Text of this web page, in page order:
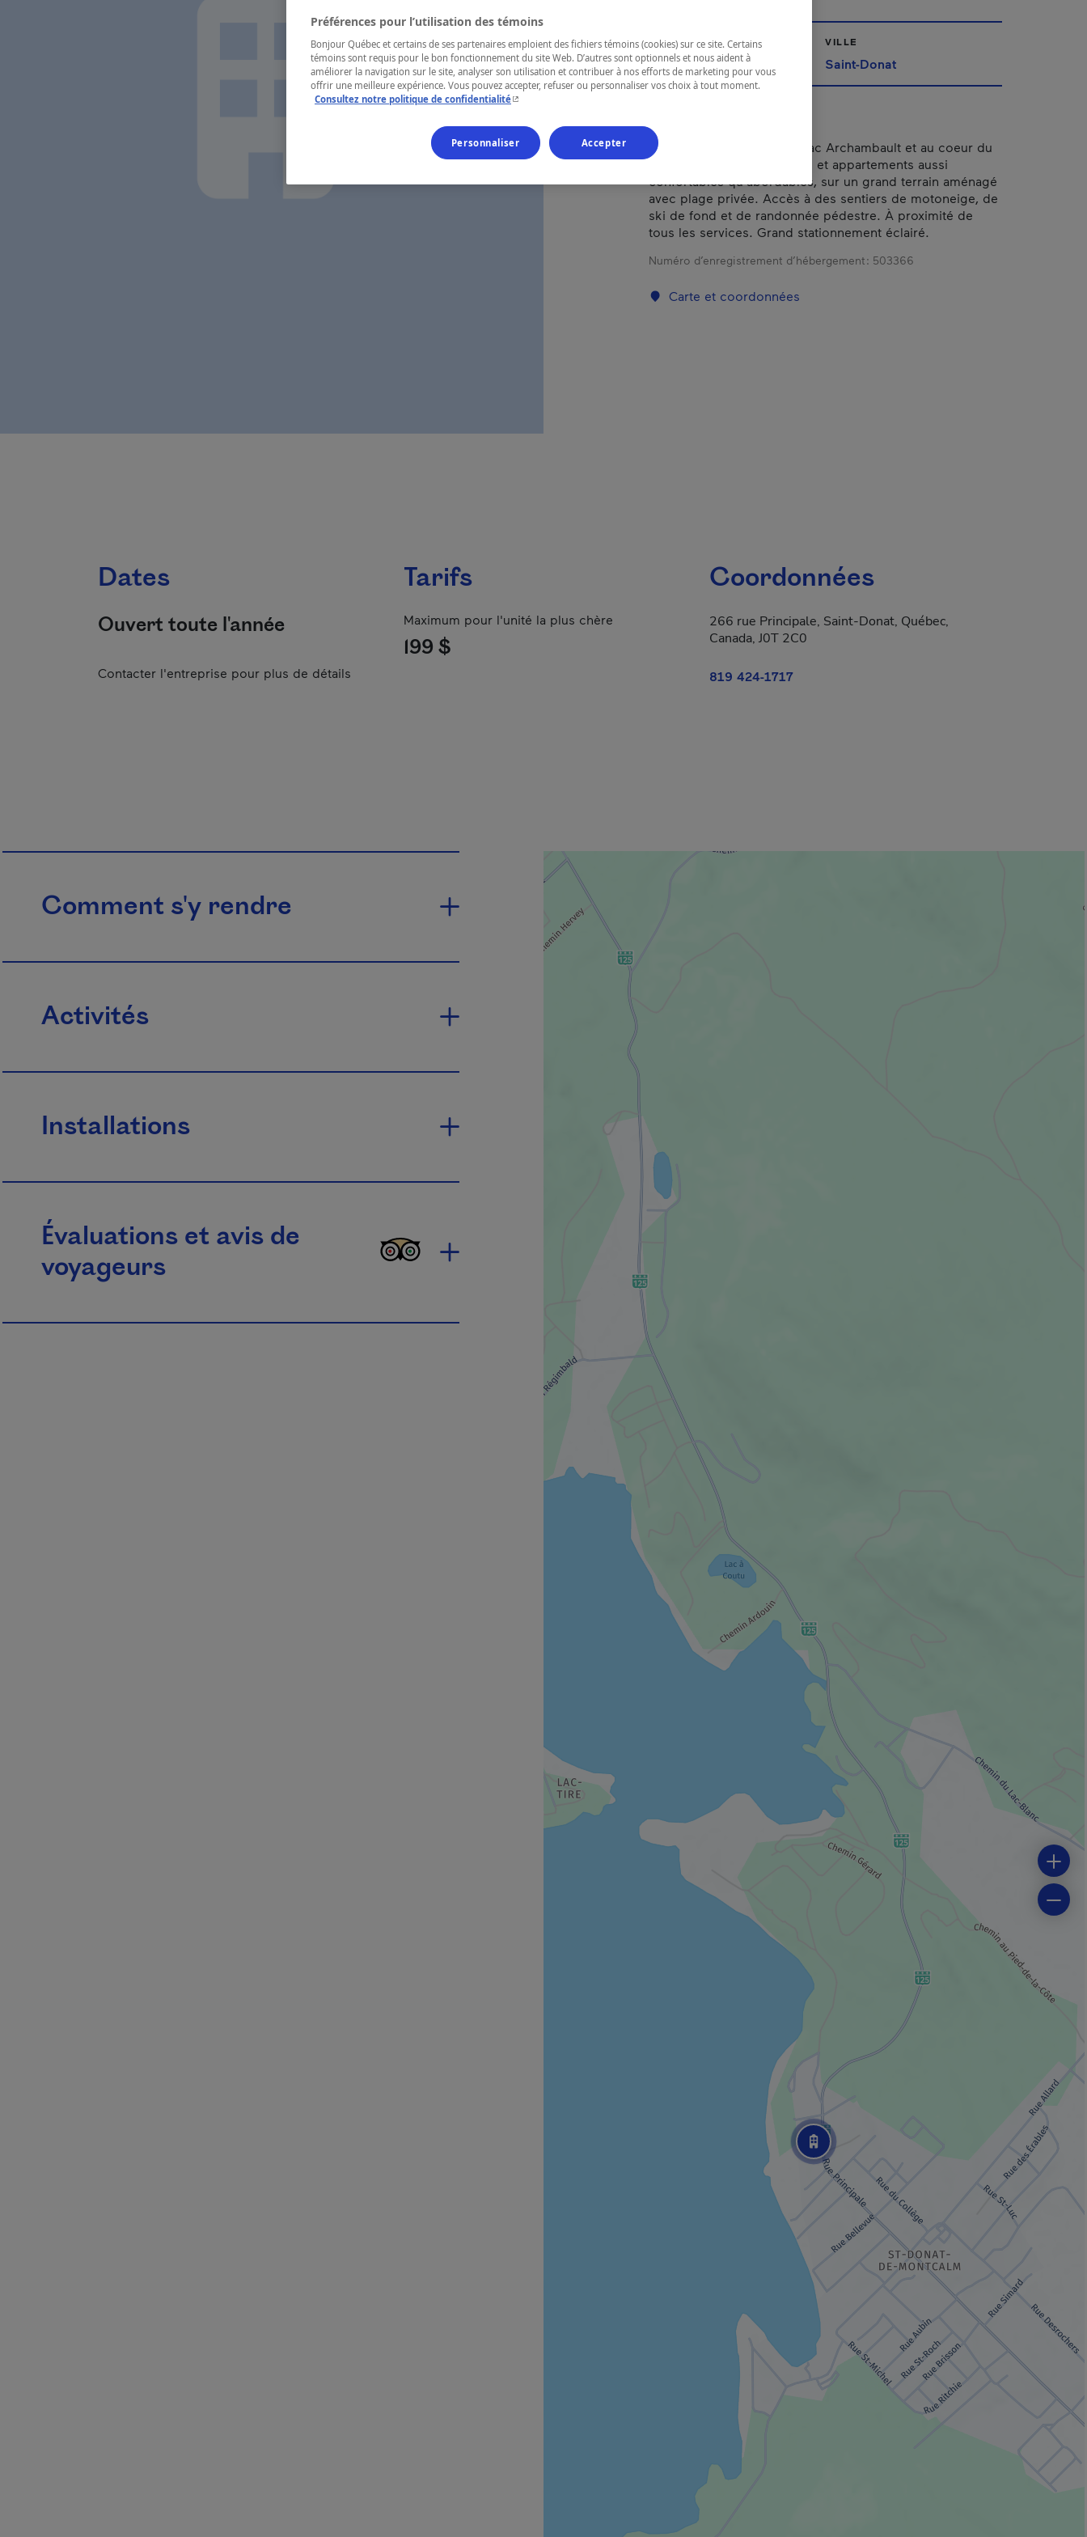
RÉGION
Lanaudière
VILLE
Saint-Donat
Hébergement au bord du lac Archambault et au coeur du
village. Chambres de motel et appartements aussi
confortables qu'abordables, sur un grand terrain aménagé
avec plage privée. Accès à des sentiers de motoneige, de
ski de fond et de randonnée pédestre. À proximité de
tous les services. Grand stationnement éclairé.
Numéro d’enregistrement d’hébergement : 503366
Carte et coordonnées
Dates
Ouvert toute l'année
Contacter l'entreprise pour plus de détails
Tarifs
Maximum pour l'unité la plus chère
199 $
Coordonnées
266 rue Principale, Saint-Donat, Québec,
Canada, J0T 2C0
819 424-1717
Comment s'y rendre
Activités
Installations
Évaluations et avis de
voyageurs
Préférences pour l’utilisation des témoins
Bonjour Québec et certains de ses partenaires emploient des fichiers témoins (cookies) sur ce site. Certains
témoins sont requis pour le bon fonctionnement du site Web. D’autres sont optionnels et nous aident à
améliorer la navigation sur le site, analyser son utilisation et contribuer à nos efforts de marketing pour vous
offrir une meilleure expérience. Vous pouvez accepter, refuser ou personnaliser vos choix à tout moment.
Consultez notre politique de confidentialité- Cet hyperlien s'ouvrira dans une nouvelle fenêtre.
Personnaliser Accepter